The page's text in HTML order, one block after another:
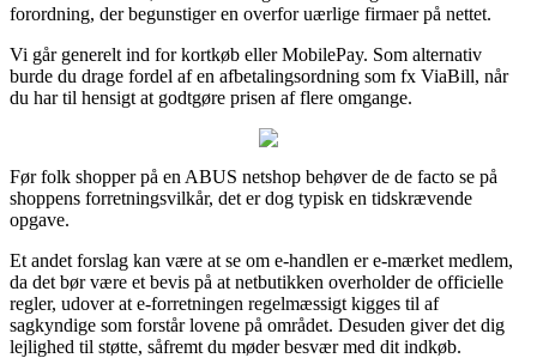
forordning, der begunstiger en overfor uærlige firmaer på nettet.
Vi går generelt ind for kortkøb eller MobilePay. Som alternativ
burde du drage fordel af en afbetalingsordning som fx ViaBill, når
du har til hensigt at godtgøre prisen af flere omgange.
Før folk shopper på en ABUS netshop behøver de de facto se på
shoppens forretningsvilkår, det er dog typisk en tidskrævende
opgave.
Et andet forslag kan være at se om e-handlen er e-mærket medlem,
da det bør være et bevis på at netbutikken overholder de officielle
regler, udover at e-forretningen regelmæssigt kigges til af
sagkyndige som forstår lovene på området. Desuden giver det dig
lejlighed til støtte, såfremt du møder besvær med dit indkøb.